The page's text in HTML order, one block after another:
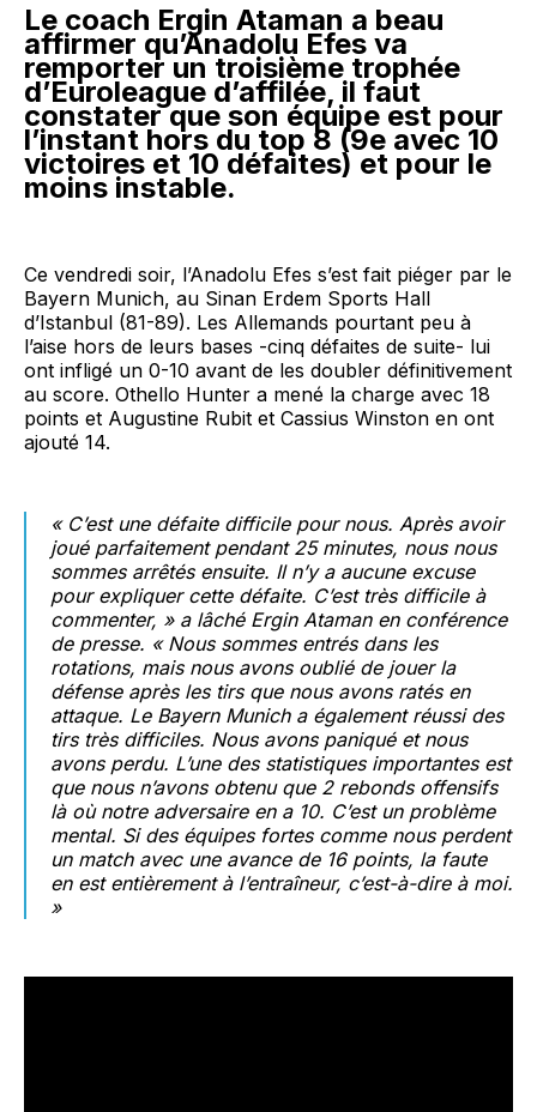
Le coach Ergin Ataman a beau
affirmer qu’Anadolu Efes va
remporter un troisième trophée
d’Euroleague d’affilée, il faut
constater que son équipe est pour
l’instant hors du top 8 (9e avec 10
victoires et 10 défaites) et pour le
moins instable.
Ce vendredi soir, l’Anadolu Efes s’est fait piéger par le
Bayern Munich, au Sinan Erdem Sports Hall
d’Istanbul (81-89). Les Allemands pourtant peu à
l’aise hors de leurs bases -cinq défaites de suite- lui
ont infligé un 0-10 avant de les doubler définitivement
au score. Othello Hunter a mené la charge avec 18
points et Augustine Rubit et Cassius Winston en ont
ajouté 14.
« C’est une défaite difficile pour nous. Après avoir
joué parfaitement pendant 25 minutes, nous nous
sommes arrêtés ensuite. Il n’y a aucune excuse
pour expliquer cette défaite. C’est très difficile à
commenter, » a lâché Ergin Ataman en conférence
de presse. « Nous sommes entrés dans les
rotations, mais nous avons oublié de jouer la
défense après les tirs que nous avons ratés en
attaque. Le Bayern Munich a également réussi des
tirs très difficiles. Nous avons paniqué et nous
avons perdu. L’une des statistiques importantes est
que nous n’avons obtenu que 2 rebonds offensifs
là où notre adversaire en a 10. C’est un problème
mental. Si des équipes fortes comme nous perdent
un match avec une avance de 16 points, la faute
en est entièrement à l’entraîneur, c’est-à-dire à moi.
»